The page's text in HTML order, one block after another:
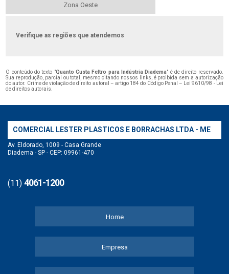
Zona Oeste
Verifique as regiões que atendemos
O conteúdo do texto "Quanto Custa Feltro para Indústria Diadema" é de direito reservado.
Sua reprodução, parcial ou total, mesmo citando nossos links, é proibida sem a autorização
do autor. Crime de violação de direito autoral – artigo 184 do Código Penal –
Lei 9610/98 - Lei
de direitos autorais
COMERCIAL LESTER PLASTICOS E BORRACHAS LTDA - ME
Av. Eldorado, 1009 - Casa Grande
Diadema - SP - CEP: 09961-470
(11) 4061-1200
Home
Empresa